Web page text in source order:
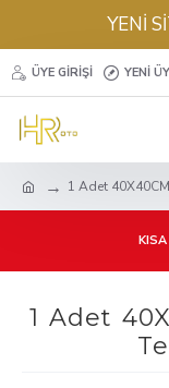
YENİ
ÜYE GIRIŞI YENI
1 Adet
KISA
1 Adet